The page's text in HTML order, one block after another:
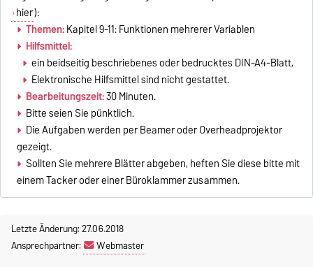
hier):
Themen:Kapitel 9-11: Funktionen mehrerer Variablen
Hilfsmittel:
ein beidseitig beschriebenes oder bedrucktes DIN-A4-Blatt,
Elektronische Hilfsmittel sind nicht gestattet.
Bearbeitungszeit:30 Minuten.
Bitte seien Sie pünktlich.
Die Aufgaben werden per Beamer oder Overheadprojektor
gezeigt.
Sollten Sie mehrere Blätter abgeben, heften Sie diese bitte mit
einem Tacker oder einer Büroklammer zusammen.
Letzte Änderung: 27.06.2018
Ansprechpartner:
Webmaster